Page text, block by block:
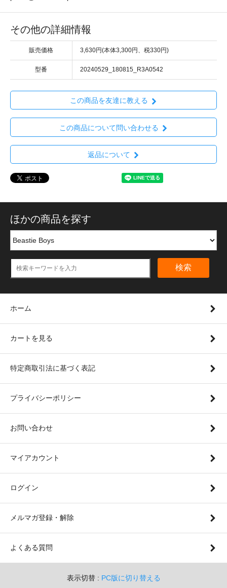
その他の詳細情報
販売価格 3,630円(本体3,300円、税330円)
型番 20240529_180815_R3A0542
この商品を友達に教える
この商品について問い合わせる
返品について
ほかの商品を探す
検索
ホーム
カートを見る
特定商取引法に基づく表記
プライバシーポリシー
お問い合わせ
マイアカウント
ログイン
メルマガ登録・解除
よくある質問
表示切替 : PC版に切り替える